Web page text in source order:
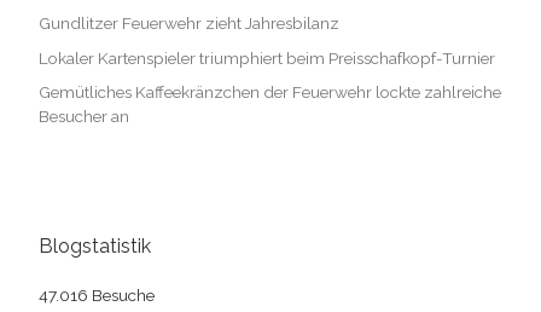
Gundlitzer Feuerwehr zieht Jahresbilanz
Lokaler Kartenspieler triumphiert beim Preisschafkopf-Turnier
Gemütliches Kaffeekränzchen der Feuerwehr lockte zahlreiche
Besucher an
Blogstatistik
47.016 Besuche